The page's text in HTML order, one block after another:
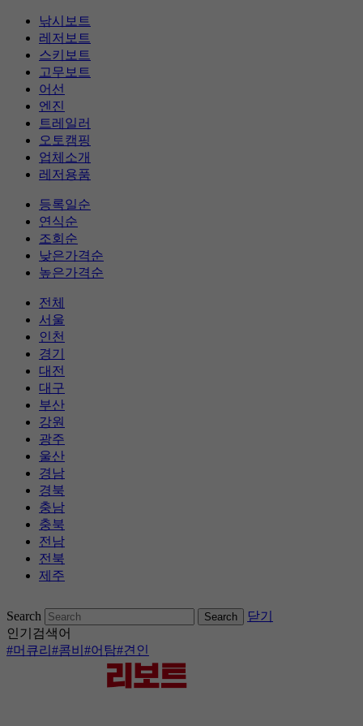
낚시보트
레저보트
스키보트
고무보트
어선
엔진
트레일러
오토캠핑
업체소개
레저용품
등록일순
연식순
조회순
낮은가격순
높은가격순
전체
서울
인천
경기
대전
대구
부산
강원
광주
울산
경남
경북
충남
충북
전남
전북
제주
텐
츠
로
Search
닫기
인기검색어
#머큐리 #콤비 #어탐#견인